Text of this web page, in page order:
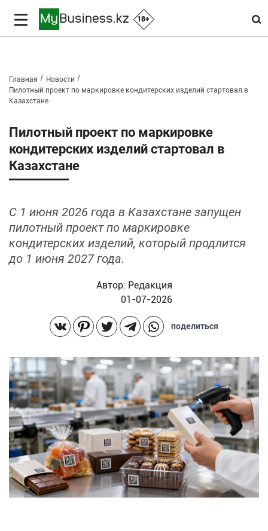
18+
Главная
Новости
Пилотный проект по маркировке кондитерских изделий стартовал в
Казахстане
Пилотный проект по маркировке
кондитерских изделий стартовал в
Казахстане
С 1 июня 2026 года в Казахстане запущен
пилотный проект по маркировке
кондитерских изделий, который продлится
до 1 июня 2027 года.
поделиться
Автор: Редакция
01-07-2026